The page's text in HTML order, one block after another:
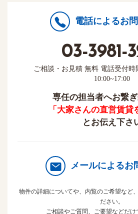
電話によるお
03-3981-
ご相談・お見積 無料 電話受付時
10:00~17:00
専任の担当者へお繋
「大家さんの直営賃貸
とお伝え下さ
メールによるお
物件の詳細についてや、内覧のご希望など
ださい。
ご相談やご質問、ご要望などだけ